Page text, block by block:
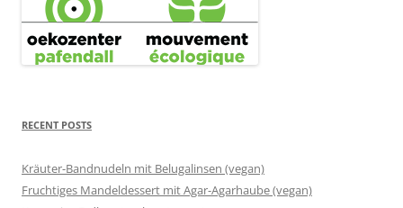
RECENT POSTS
Kräuter-Bandnudeln mit Belugalinsen (vegan)
Fruchtiges Mandeldessert mit Agar-Agarhaube (vegan)